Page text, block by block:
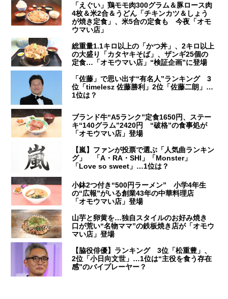
「えぐい」鶏モモ肉300グラム＆豚ロース肉
4枚＆米2合＆うどん「チキンカツ＆しょう
が焼き定食」、米5合の定食も 今夜「オモ
ウマい店」
総重量1.1キロ以上の「かつ丼」、2キロ以上
の大盛り「カタヤキそば」、ザンギ25個の
定食…「オモウマい店」“検証企画”に登場
「佐藤」で思い出す“有名人”ランキング 3
位「timelesz 佐藤勝利」2位「佐藤二朗」…
1位は？
ブランド牛“A5ランク”定食1650円、ステー
キ“140グラム”2420円 “破格”の食事処が
「オモウマい店」登場
【嵐】ファンが投票で選ぶ「人気曲ランキン
グ」 「A・RA・SHI」「Monster」
「Love so sweet」…1位は？
小鉢2つ付き“500円ラーメン” 小学4年生
の“広報”がいる創業43年の中華料理店
「オモウマい店」登場
山芋と卵黄を…独自スタイルのお好み焼き
口が荒い“名物ママ”の鉄板焼き店が「オモウ
マい店」登場
【脇役俳優】ランキング 3位「松重豊」、
2位「小日向文世」…1位は“主役を食う存在
感”のバイプレーヤー？